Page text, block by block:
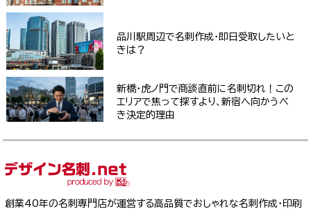
品川駅周辺で名刺作成・即日受取したいと
きは？
新橋・虎ノ門で商談直前に名刺切れ！この
エリアで焦って探すより、新宿へ向かうべ
き決定的理由
創業40年の名刺専門店が運営する高品質でおしゃれな名刺作成・印刷